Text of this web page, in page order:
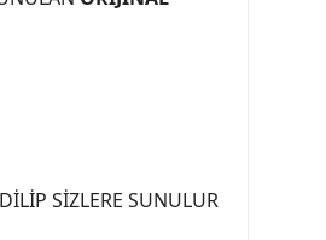
SİZLERE SUNULUR